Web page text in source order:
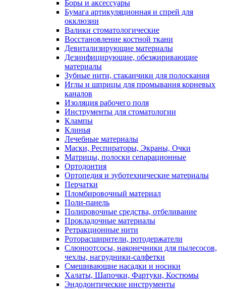
Боры и аксессуары
Бумага артикуляционная и спрей для
окклюзии
Валики стоматологические
Восстановление костной ткани
Девитализирующие материалы
Дезинфицирующие, обезжиривающие
материалы
Зубные нити, стаканчики для полоскания
Иглы и шприцы для промывания корневых
каналов
Изоляция рабочего поля
Инструменты для стоматологии
Клампы
Клинья
Лечебные материалы
Маски, Респираторы, Экраны, Очки
Матрицы, полоски сепарационные
Ортодонтия
Ортопедия и зуботехнические материалы
Перчатки
Пломбировочный материал
Поли-панель
Полировочные средства, отбеливание
Прокладочные материалы
Ретракционные нити
Роторасширители, ротодержатели
Слюноотсосы, наконечники для пылесосов,
чехлы, нагрудники-салфетки
Смешивающие насадки и носики
Халаты, Шапочки, Фартуки, Костюмы
Эндодонтические инструменты